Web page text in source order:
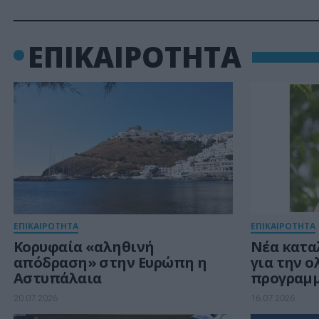
ΕΠΙΚΑΙΡΟΤΗΤΑ
ΕΠΙΚΑΙΡΟΤΗΤΑ
Κορυφαία «αληθινή
απόδραση» στην Ευρώπη η
Αστυπάλαια
20.07.2026
ΕΠΙΚΑΙΡΟΤΗΤΑ
Νέα
για την
2021,
16.07.2026